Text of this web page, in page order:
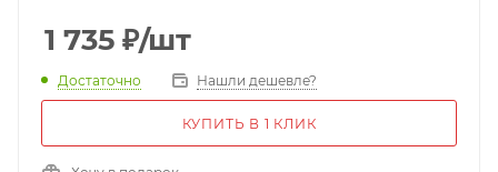
1 735 ₽/шт
Достаточно Нашли дешевле?
КУПИТЬ В 1 КЛИК